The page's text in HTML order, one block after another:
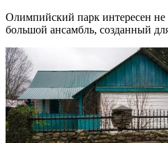
Олимпийский парк интересен не
большой ансамбль, созданный